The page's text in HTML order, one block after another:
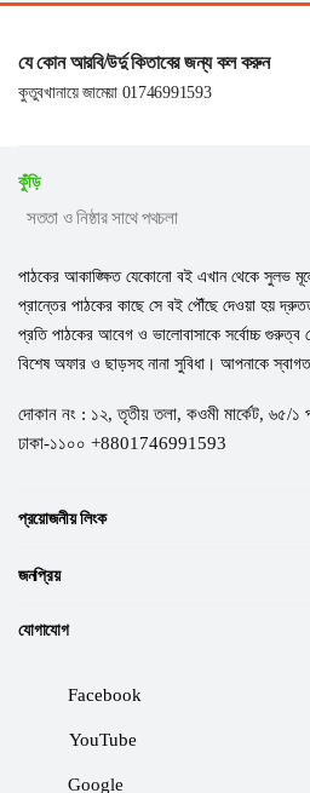
যে কোন আরবি/উর্দু কিতাবের জন্য কল করুন
কুতুবখানায়ে জামেয়া 01746991593
কুঁড়ি
সততা ও নিষ্ঠার সাথে পথচলা
পাঠকের আকাঙ্ক্ষিত যেকোনো বই এখান থেকে সুলভ
প্রান্তের পাঠকের কাছে সে বই পৌঁছে দেওয়া হয়
প্রতি পাঠকের আবেগ ও ভালোবাসাকে সর্বোচ্চ গুরুত্ব
বিশেষ অফার ও ছাড়সহ নানা সুবিধা। আপনাকে
দোকান নং : ১২, তৃতীয় তলা, কওমী মার্কেট, ৬৫/১
ঢাকা-১১০০ +8801746991593
প্রয়োজনীয় লিংক
জনপ্রিয়
যোগাযোগ
Facebook
YouTube
Google